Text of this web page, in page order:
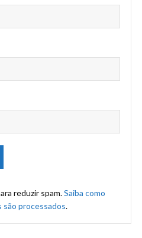
reduzir spam.Saiba como
são processados.